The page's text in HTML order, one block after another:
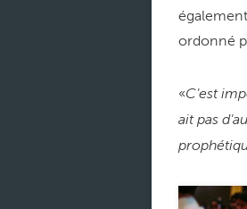
ordonné
«C'est
ait pas